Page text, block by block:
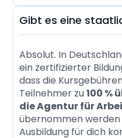
Gibt es eine
Absolut. In
ein zertifizierter
dass die
Teilnehmer zu100 %
die Agentur für
übernommen
Ausbildung für dich